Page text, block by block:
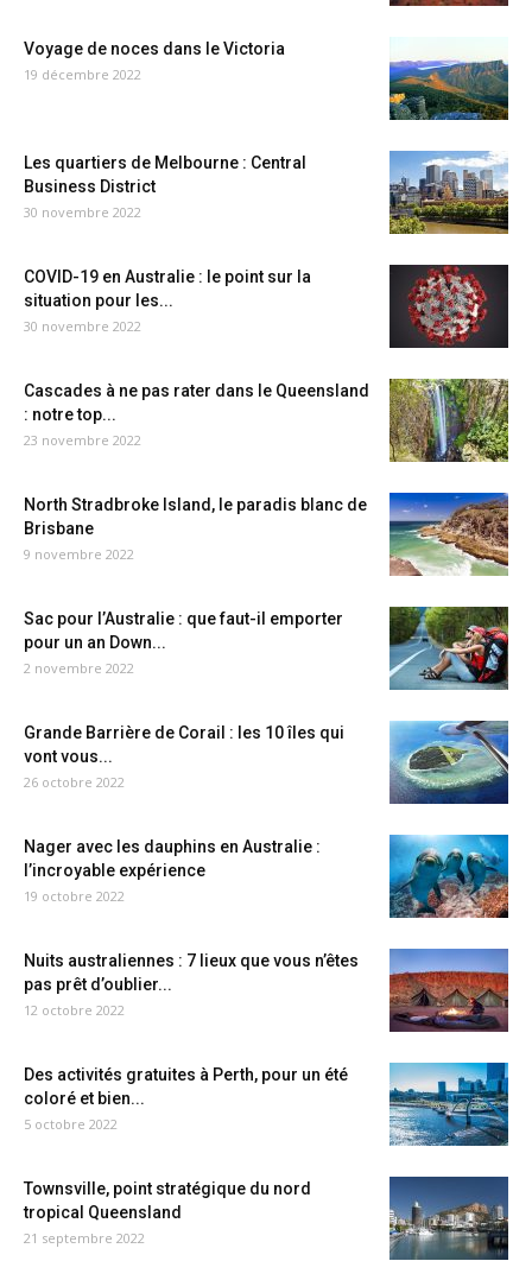
Voyage de noces dans le Victoria
19 décembre 2022
Les quartiers de Melbourne : Central
Business District
30 novembre 2022
COVID-19 en Australie : le point sur la
situation pour les...
30 novembre 2022
Cascades à ne pas rater dans le Queensland
: notre top...
23 novembre 2022
North Stradbroke Island, le paradis blanc de
Brisbane
9 novembre 2022
Sac pour l’Australie : que faut-il emporter
pour un an Down...
2 novembre 2022
Grande Barrière de Corail : les 10 îles qui
vont vous...
26 octobre 2022
Nager avec les dauphins en Australie :
l’incroyable expérience
19 octobre 2022
Nuits australiennes : 7 lieux que vous n’êtes
pas prêt d’oublier...
12 octobre 2022
Des activités gratuites à Perth, pour un été
coloré et bien...
5 octobre 2022
Townsville, point stratégique du nord
tropical Queensland
21 septembre 2022